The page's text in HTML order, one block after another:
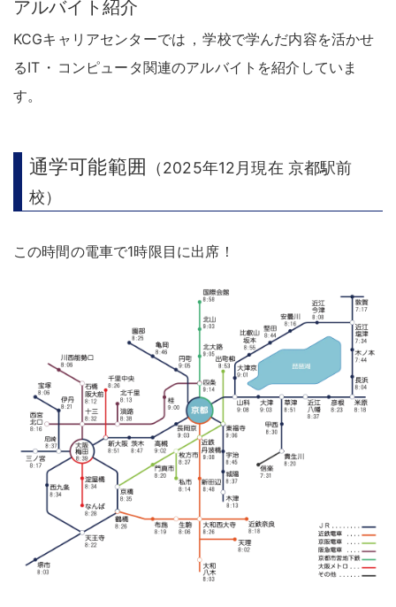
アルバイト紹介
KCGキャリアセンターでは ， 学校で学んだ内容を活かせ
るIT ・ コンピュータ関連のアルバイトを紹介していま
す。
通学可能範囲
（2025年12月現在 京都駅前
校）
この時間の電車で1時限目に出席 ！